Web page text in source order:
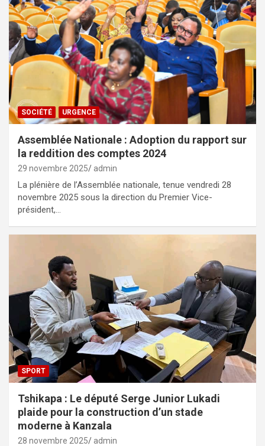
SOCIÉTÉ URGENCE
Assemblée Nationale : Adoption du rapport sur
la reddition des comptes 2024
29 novembre 2025 admin
La plénière de l’Assemblée nationale, tenue vendredi 28
novembre 2025 sous la direction du Premier Vice-
président,…
SPORT
Tshikapa : Le député Serge Junior Lukadi
plaide pour la construction d’un stade
moderne à Kanzala
28 novembre 2025 admin